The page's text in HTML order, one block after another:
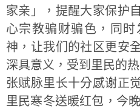
家亲」，提醒大家保护
心宗教骗财骗色，同
神，让我们的社区更安
深具意义，受到里民的
张赋脉里长十分感谢正
里民寒冬送暖红包，今